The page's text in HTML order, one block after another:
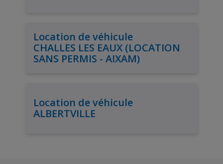
Location de véhicule
CHALLES LES EAUX (LOCATION
SANS PERMIS - AIXAM)
Location de véhicule
ALBERTVILLE